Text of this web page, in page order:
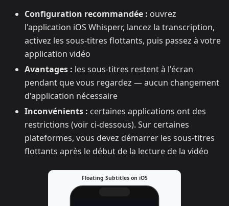
Configuration recommandée : ouvrez
l'application iOS Whisperr, lancez la transcription,
activez les sous-titres flottants, puis passez à votre
application vidéo
Avantages : les sous-titres restent à l'écran
pendant que vous regardez — aucun changement
d'application nécessaire
Inconvénients : certaines applications ont des
restrictions (voir ci-dessous). Sur certaines
plateformes, vous devez démarrer les sous-titres
flottants après le début de la lecture de la vidéo